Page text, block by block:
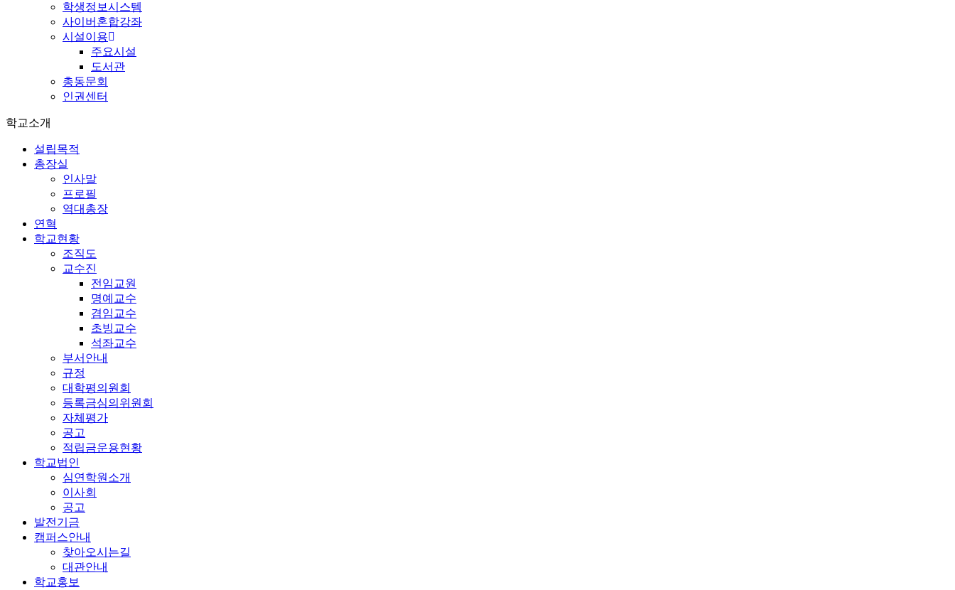
학생정보시스템
사이버혼합강좌
시설이용
주요시설
도서관
총동문회
인권센터
학교소개
설립목적
총장실
인사말
프로필
역대총장
연혁
학교현황
조직도
교수진
전임교원
명예교수
겸임교수
초빙교수
석좌교수
부서안내
규정
대학평의원회
등록금심의위원회
자체평가
공고
적립금운용현황
학교법인
심연학원소개
이사회
공고
발전기금
캠퍼스안내
찾아오시는길
대관안내
학교홍보